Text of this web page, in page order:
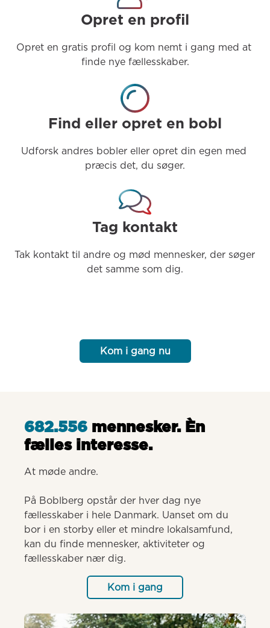
Opret en profil
Opret en gratis profil og kom nemt i gang med at
finde nye fællesskaber.
Find eller opret en bobl
Udforsk andres bobler eller opret din egen med
præcis det, du søger.
Tag kontakt
Tak kontakt til andre og mød mennesker, der søger
det samme som dig.
Kom i gang nu
682.556 mennesker. Èn
fælles interesse.
At møde andre.
På Boblberg opstår der hver dag nye
fællesskaber i hele Danmark. Uanset om du
bor i en storby eller et mindre lokalsamfund,
kan du finde mennesker, aktiviteter og
fællesskaber nær dig.
Kom i gang